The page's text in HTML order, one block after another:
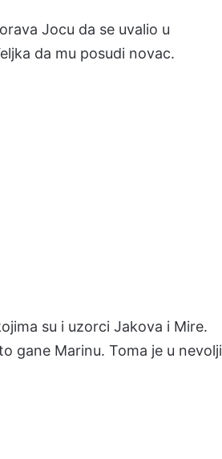
Jocu da se uvalio u
da mu posudi novac.
su i uzorci Jakova i Mire.
gane Marinu. Toma je u nevolji